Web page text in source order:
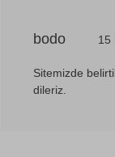
bodo 15
Sitemizde
dileriz.